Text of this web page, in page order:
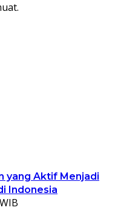
yang Aktif Menjadi
Indonesia